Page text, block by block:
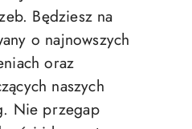
Będziesz na
o najnowszych
oraz
naszych
Nie przegap